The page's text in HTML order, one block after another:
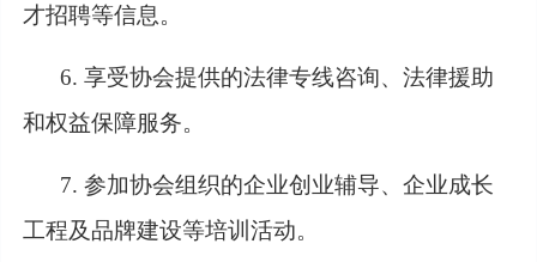
才招聘等信息。
6. 享受协会提供的法律专线咨询、法律援助
和权益保障服务。
7. 参加协会组织的企业创业辅导、企业成长
工程及品牌建设等培训活动。